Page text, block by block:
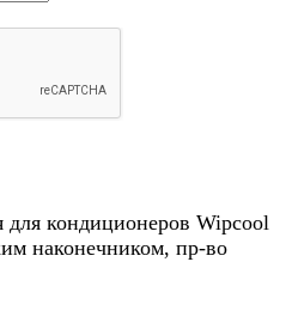
кондиционеров Wipcool
наконечником, пр-во